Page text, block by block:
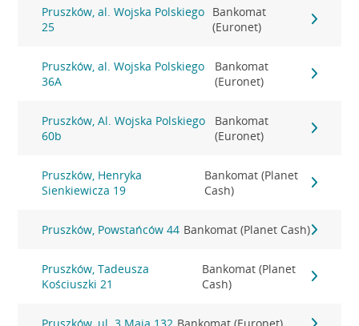
Pruszków, al. Wojska Polskiego
25
Bankomat
(Euronet)
Pruszków, al. Wojska Polskiego
36A
Bankomat
(Euronet)
Pruszków, Al. Wojska Polskiego
60b
Bankomat
(Euronet)
Pruszków, Henryka
Sienkiewicza 19
Bankomat (Planet
Cash)
Pruszków, Powstańców 44 Bankomat (Planet Cash)
Pruszków, Tadeusza
Kościuszki 21
Bankomat (Planet
Cash)